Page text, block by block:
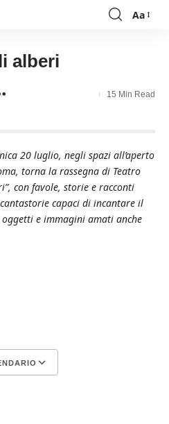
Font
Aa
alberi
15 Min Read
20 luglio, negli spazi all’aperto
torna la rassegna di Teatro
con favole, storie e racconti
capaci di incantare il
e immagini amati anche